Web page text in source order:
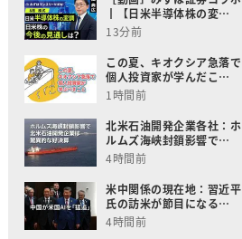
┃【日米半導体株の変…
13分前
この夏、キオクシア急落で
個人投資家が学んだこ…
1時間前
北米石油開発企業各社：ホ
ルムズ海峡封鎖影響で…
4時間前
米中関係の現在地：習近平
氏の訪米が節目になる…
4時間前